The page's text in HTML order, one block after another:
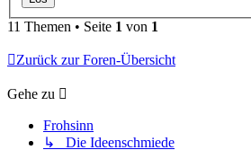
11 Themen • Seite 1 von 1
Zurück zur Foren-Übersicht
Gehe zu
Frohsinn
↳ Die Ideenschmiede